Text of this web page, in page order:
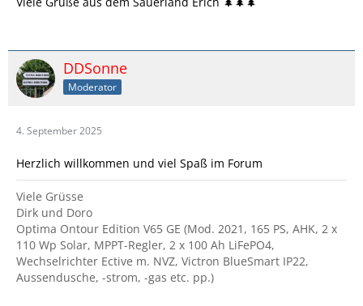
DDSonne
Moderator
4. September 2025
Herzlich willkommen und viel Spaß im Forum
Viele Grüsse
Dirk und Doro
Optima Ontour Edition V65 GE (Mod. 2021, 165 PS, AHK, 2 x
110 Wp Solar, MPPT-Regler, 2 x 100 Ah LiFePO4,
Wechselrichter Ective m. NVZ, Victron BlueSmart IP22,
Aussendusche, -strom, -gas etc. pp.)